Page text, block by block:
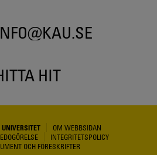
HIT
OM WEBBSIDAN
INTEGRITETSPOLICY
OCH FÖRESKRIFTER